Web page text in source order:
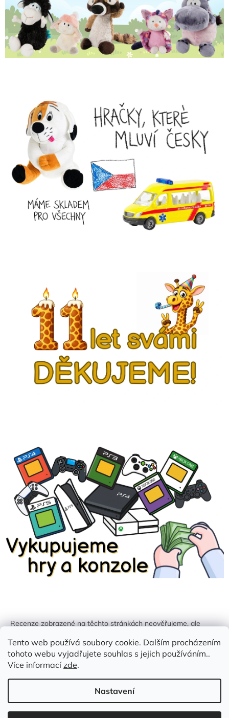
Tento web používá soubory cookie. Dalším procházením
tohoto webu vyjadřujete souhlas s jejich používáním..
Více informacízde.
Nastavení
Recenze zobrazené na těchto stránkách neověřujeme, ale
identifikován.
Vytvořil Shoptet